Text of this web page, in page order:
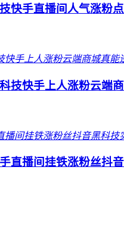
快手直播间人气涨粉
技快手上人涨粉云端
直播间挂铁涨粉丝抖